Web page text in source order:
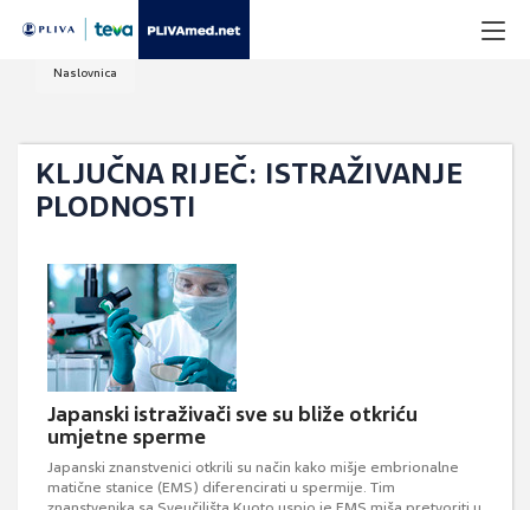
Naslovnica
KLJUČNA RIJEČ: ISTRAŽIVANJE
PLODNOSTI
Japanski istraživači sve su bliže otkriću
umjetne sperme
Japanski znanstvenici otkrili su način kako mišje embrionalne
matične stanice (EMS) diferencirati u spermije. Tim